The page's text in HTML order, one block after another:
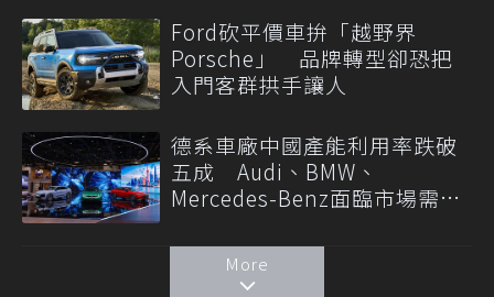
Ford砍平價車拚「越野界
Porsche」 品牌轉型卻恐把
入門客群拱手讓人
德系車廠中國產能利用率跌破
五成 Audi、BMW、
Mercedes-Benz面臨市場需求
More